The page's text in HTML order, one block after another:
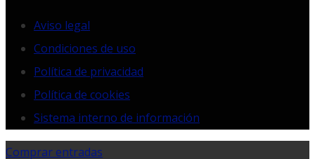
Aviso legal
Condiciones de uso
Política de privacidad
Política de cookies
Sistema interno de información
Comprar entradas